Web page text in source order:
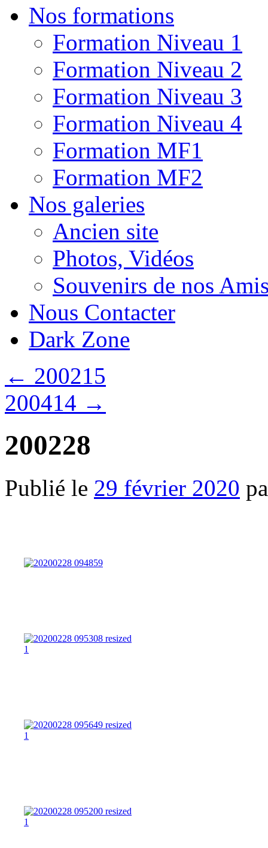
Nos formations
Formation Niveau 1
Formation Niveau 2
Formation Niveau 3
Formation Niveau 4
Formation MF1
Formation MF2
Nos galeries
Ancien site
Photos, Vidéos
Souvenirs de nos
Nous Contacter
Dark Zone
← 200215
200414 →
200228
Publié le 29 février 2020